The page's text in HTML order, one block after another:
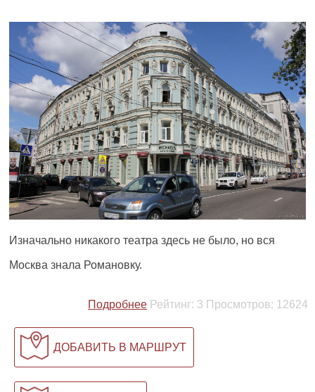
Изначально никакого театра здесь не было, но вся
Москва знала Романовку.
Подробнее Рейтинг: 3 Просмотров: 12624
ДОБАВИТЬ В МАРШРУТ